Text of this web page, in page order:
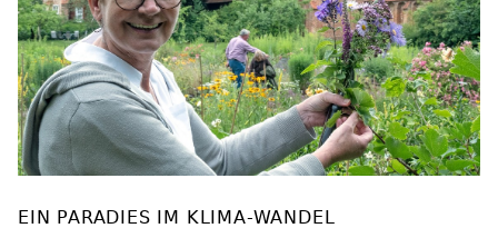
EIN PARADIES IM KLIMA-WANDEL